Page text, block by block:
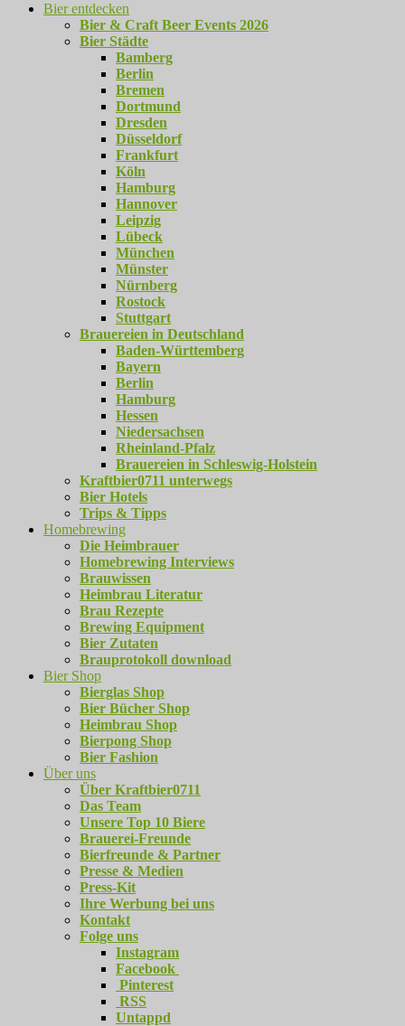
Bier entdecken
Bier & Craft Beer Events 2026
Bier Städte
Bamberg
Berlin
Bremen
Dortmund
Dresden
Düsseldorf
Frankfurt
Köln
Hamburg
Hannover
Leipzig
Lübeck
München
Münster
Nürnberg
Rostock
Stuttgart
Brauereien in Deutschland
Baden-Württemberg
Bayern
Berlin
Hamburg
Hessen
Niedersachsen
Rheinland-Pfalz
Brauereien in Schleswig-Holstein
Kraftbier0711 unterwegs
Bier Hotels
Trips & Tipps
Homebrewing
Die Heimbrauer
Homebrewing Interviews
Brauwissen
Heimbrau Literatur
Brau Rezepte
Brewing Equipment
Bier Zutaten
Brauprotokoll download
Bier Shop
Bierglas Shop
Bier Bücher Shop
Heimbrau Shop
Bierpong Shop
Bier Fashion
Über uns
Über Kraftbier0711
Das Team
Unsere Top 10 Biere
Brauerei-Freunde
Bierfreunde & Partner
Presse & Medien
Press-Kit
Ihre Werbung bei uns
Kontakt
Folge uns
Instagram
Facebook
Pinterest
RSS
Untappd